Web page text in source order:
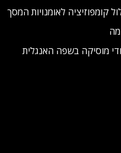
קומפוזיציה לאומנויות המסך
מוסיקה בשפה האנגלית